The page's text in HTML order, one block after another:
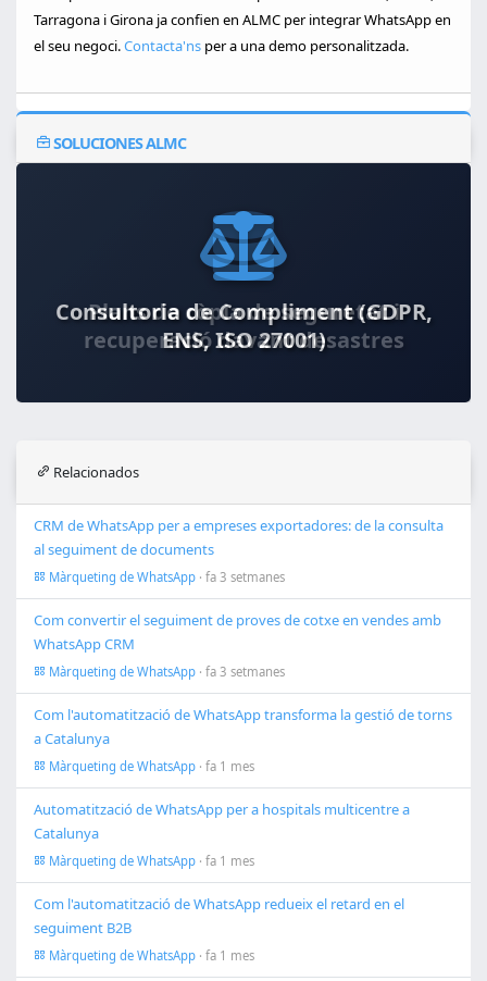
Tarragona i Girona ja confien en ALMC per integrar WhatsApp en
el seu negoci.Contacta'ns per a una demo personalitzada.
SOLUCIONES ALMC
Plans de còpia de seguretat i
recuperació davant desastres
Consultoria de Compliment (GDPR,
ENS, ISO 27001)
Relacionados
CRM de WhatsApp per a empreses exportadores: de la consulta
al seguiment de documents
Màrqueting de WhatsApp · fa 3 setmanes
Com convertir el seguiment de proves de cotxe en vendes amb
WhatsApp CRM
Màrqueting de WhatsApp · fa 3 setmanes
Com l'automatització de WhatsApp transforma la gestió de torns
a Catalunya
Màrqueting de WhatsApp · fa 1 mes
Automatització de WhatsApp per a hospitals multicentre a
Catalunya
Màrqueting de WhatsApp · fa 1 mes
Com l'automatització de WhatsApp redueix el retard en el
seguiment B2B
Màrqueting de WhatsApp · fa 1 mes